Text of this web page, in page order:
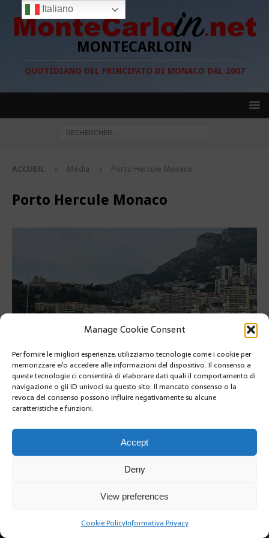
Manage Cookie Consent
Per fornire le migliori esperienze, utilizziamo tecnologie come i cookie per
memorizzare e/o accedere alle informazioni del dispositivo. Il consenso a
queste tecnologie ci consentirà di elaborare dati quali il comportamento di
navigazione o gli ID univoci su questo sito. Il mancato consenso o la
revoca del consenso possono influire negativamente su alcune
caratteristiche e funzioni.
Accept
Deny
View preferences
Cookie PolicyInformativa Privacy
MONTECARLOIN
QUOTIDIANO DEL PRINCIPATO DI MONACO DAL 2007
ACCUEIL Média Porto Hercule Monaco
Porto Hercule Monaco
PRÉCÉDENT
SUIVANT
Copyright @2019 | by Crivle
Italiano